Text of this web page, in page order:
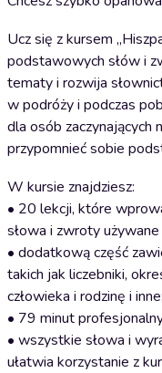
Ucz się z kursem
podstawowych słów i
tematy i rozwija
w podróży i podczas
dla osób zaczynających
przypomnieć sobie
W kursie znajdziesz:
• 20 lekcji, które
słowa i zwroty
• dodatkową część
takich jak liczebniki,
człowieka i rodzinę i inne;
• 79 minut
• wszystkie słowa i
ułatwia korzystanie z